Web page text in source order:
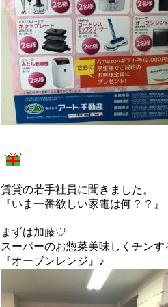
賃貸の若手社員に聞きました。
『いま一番欲しい家電は何？？』
まずは加藤♡
スーパーのお惣菜美味しくチンす
『オーブンレンジ』♪